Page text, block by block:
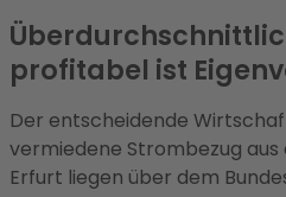
profitabel ist
Der entscheidende
vermiedene Strombezug aus
Erfurt liegen über dem